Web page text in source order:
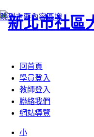
跳到主要內容區塊
回首頁
學員登入
教師登入
聯絡我們
網站導覽
小